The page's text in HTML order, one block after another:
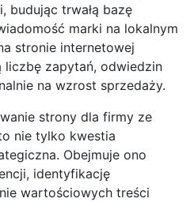
budując trwałą bazę
marki na lokalnym
stronie internetowej
liczbę zapytań, odwiedzin
na wzrost sprzedaży.
strony dla firmy ze
nie tylko kwestia
Obejmuje ono
identyfikację
wartościowych treści